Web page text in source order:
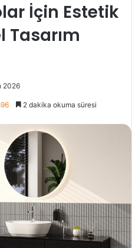
İçin Estetik
Tasarım
2026
2 dakika okuma süresi